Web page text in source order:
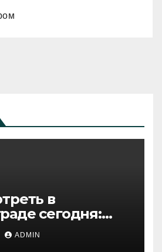
в
сегодня:
по самому
городу России
ADMIN